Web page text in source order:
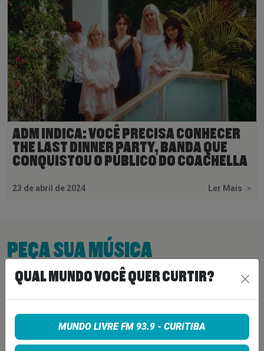
ADM INDICA: VOCÊ PRECISA CONHECER
THE LAST DINNER PARTY, BANDA QUE
CONQUISTOU O PÚBLICO DO COACHELLA
23 de abril de 2024 Ler Mais >
PEÇA SUA MÚSICA
Quer sugerir uma música para rolar na minha
programação? É só preencher os campos abaixo:
QUAL MUNDO VOCÊ QUER CURTIR?
MUNDO LIVRE FM 93.9 - CURITIBA